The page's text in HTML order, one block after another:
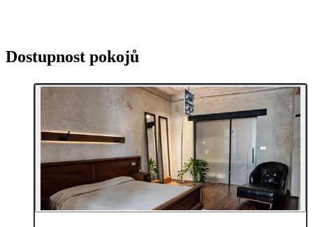
Dostupnost pokojů